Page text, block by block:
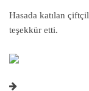
Hasada katılan
teşekkür etti.